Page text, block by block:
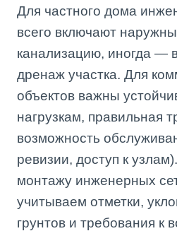
Для частного дома
всего включают
канализацию, иногда —
дренаж участка. Для
объектов важны
нагрузкам, правильная
возможность
ревизии, доступ к
монтажу инженерных
учитываем отметки,
грунтов и требования к